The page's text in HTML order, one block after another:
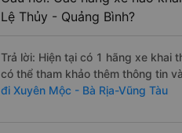
Lệ Thủy - Quảng Bình?
Trả lời: Hiện tại có 1 hãng xe khai
có thể tham khảo thêm thông tin
đi Xuyên Mộc - Bà Rịa-Vũng Tàu